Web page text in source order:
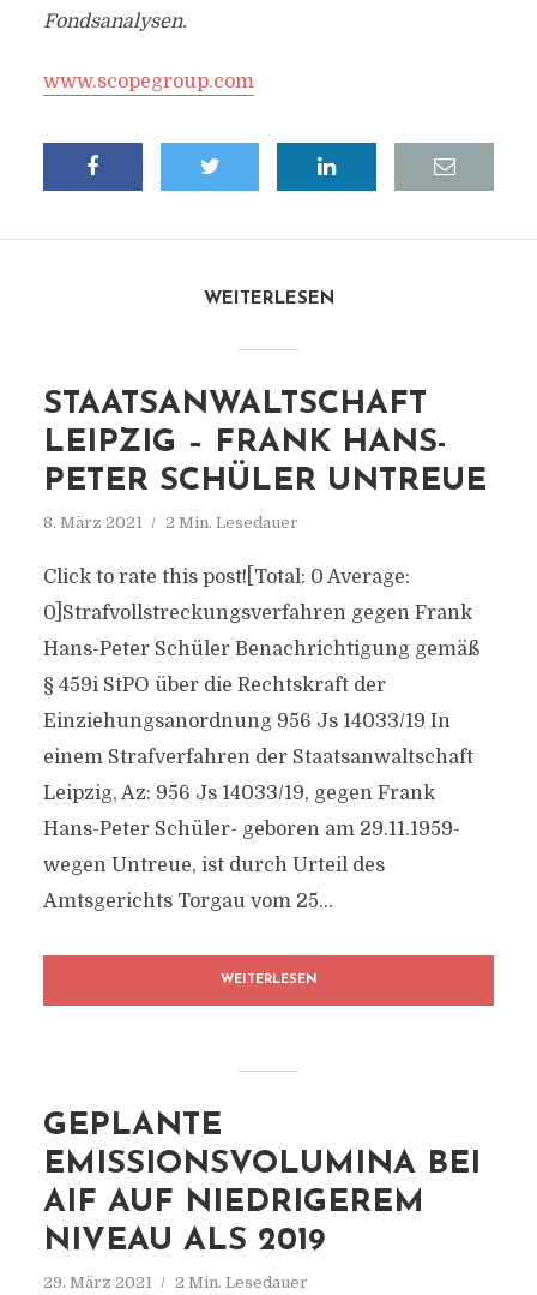
Fondsanalysen.
www.scopegroup.com
WEITERLESEN
STAATSANWALTSCHAFT
LEIPZIG – FRANK HANS-
PETER SCHÜLER UNTREUE
8. März 2021 2 Min. Lesedauer
Click to rate this post![Total: 0 Average:
0]Strafvollstreckungsverfahren gegen Frank
Hans-Peter Schüler Benachrichtigung gemäß
§ 459i StPO über die Rechtskraft der
Einziehungsanordnung 956 Js 14033/​19 In
einem Strafverfahren der Staatsanwaltschaft
Leipzig, Az: 956 Js 14033/​19, gegen Frank
Hans-Peter Schüler- geboren am 29.11.1959-
wegen Untreue, ist durch Urteil des
Amtsgerichts Torgau vom 25...
WEITERLESEN
GEPLANTE
EMISSIONSVOLUMINA BEI
AIF AUF NIEDRIGEREM
NIVEAU ALS 2019
29. März 2021 2 Min. Lesedauer